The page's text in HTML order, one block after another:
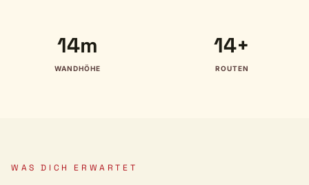
14m
WANDHÖHE
14+
ROUTEN
WAS DICH ERWARTET